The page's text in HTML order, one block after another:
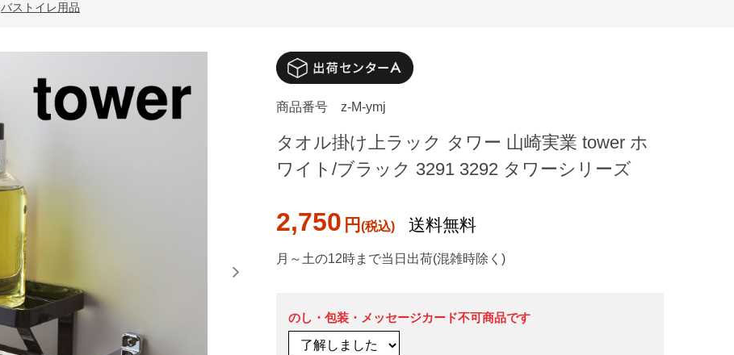
バストイレ用品
商品番号 z-M-ymj
タオル掛け上ラック タワー 山崎実業 tower ホ
ワイト/ブラック 3291 3292 タワーシリーズ
2,750 円 送料無料
月～土の12時まで当日出荷(混雑時除く)
のし・包装・メッセージカード不可商品です